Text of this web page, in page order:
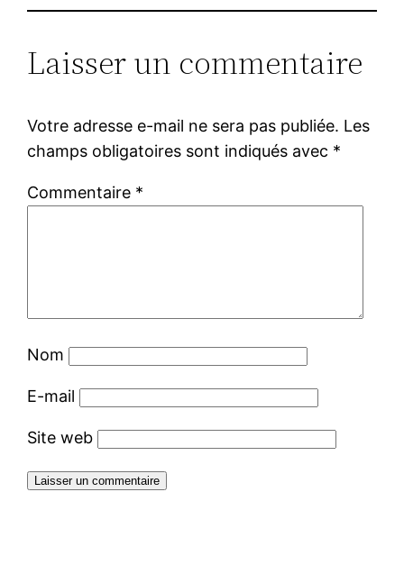
Laisser un commentaire
Votre adresse e-mail ne sera pas publiée. Les
champs obligatoires sont indiqués avec *
Commentaire *
Nom
E-mail
Site web